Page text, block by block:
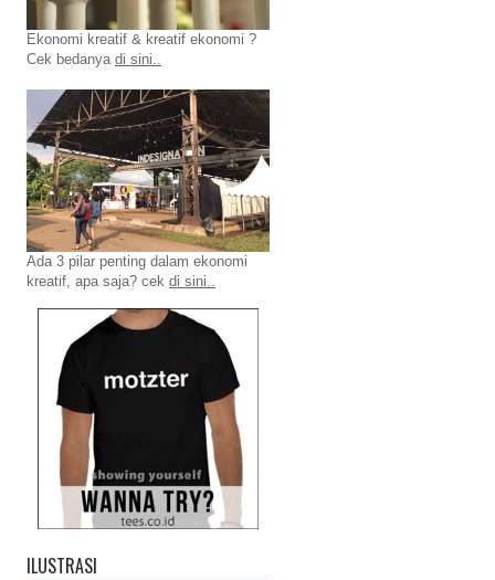
Ekonomi kreatif & kreatif ekonomi ?
Cek bedanya di sini..
Ada 3 pilar penting dalam ekonomi
kreatif, apa saja? cek di sini..
ILUSTRASI